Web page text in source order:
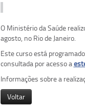
O Ministério da Saúde
agosto, no Rio de Janeiro.
Este curso está
consultada por acesso a
Informações sobre a
Voltar